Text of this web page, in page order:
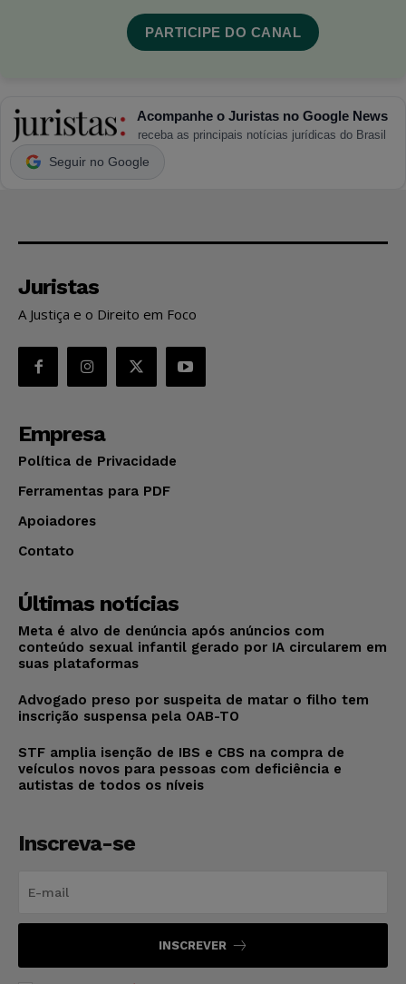
PARTICIPE DO CANAL
Acompanhe o Juristas no Google News
receba as principais notícias jurídicas do Brasil
Seguir no Google
Juristas
A Justiça e o Direito em Foco
Empresa
Política de Privacidade
Ferramentas para PDF
Apoiadores
Contato
Últimas notícias
Meta é alvo de denúncia após anúncios com
conteúdo sexual infantil gerado por IA circularem em
suas plataformas
Advogado preso por suspeita de matar o filho tem
inscrição suspensa pela OAB-TO
STF amplia isenção de IBS e CBS na compra de
veículos novos para pessoas com deficiência e
autistas de todos os níveis
Inscreva-se
INSCREVER